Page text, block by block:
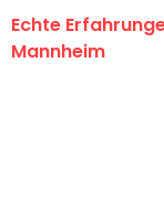
Echte
Mannheim